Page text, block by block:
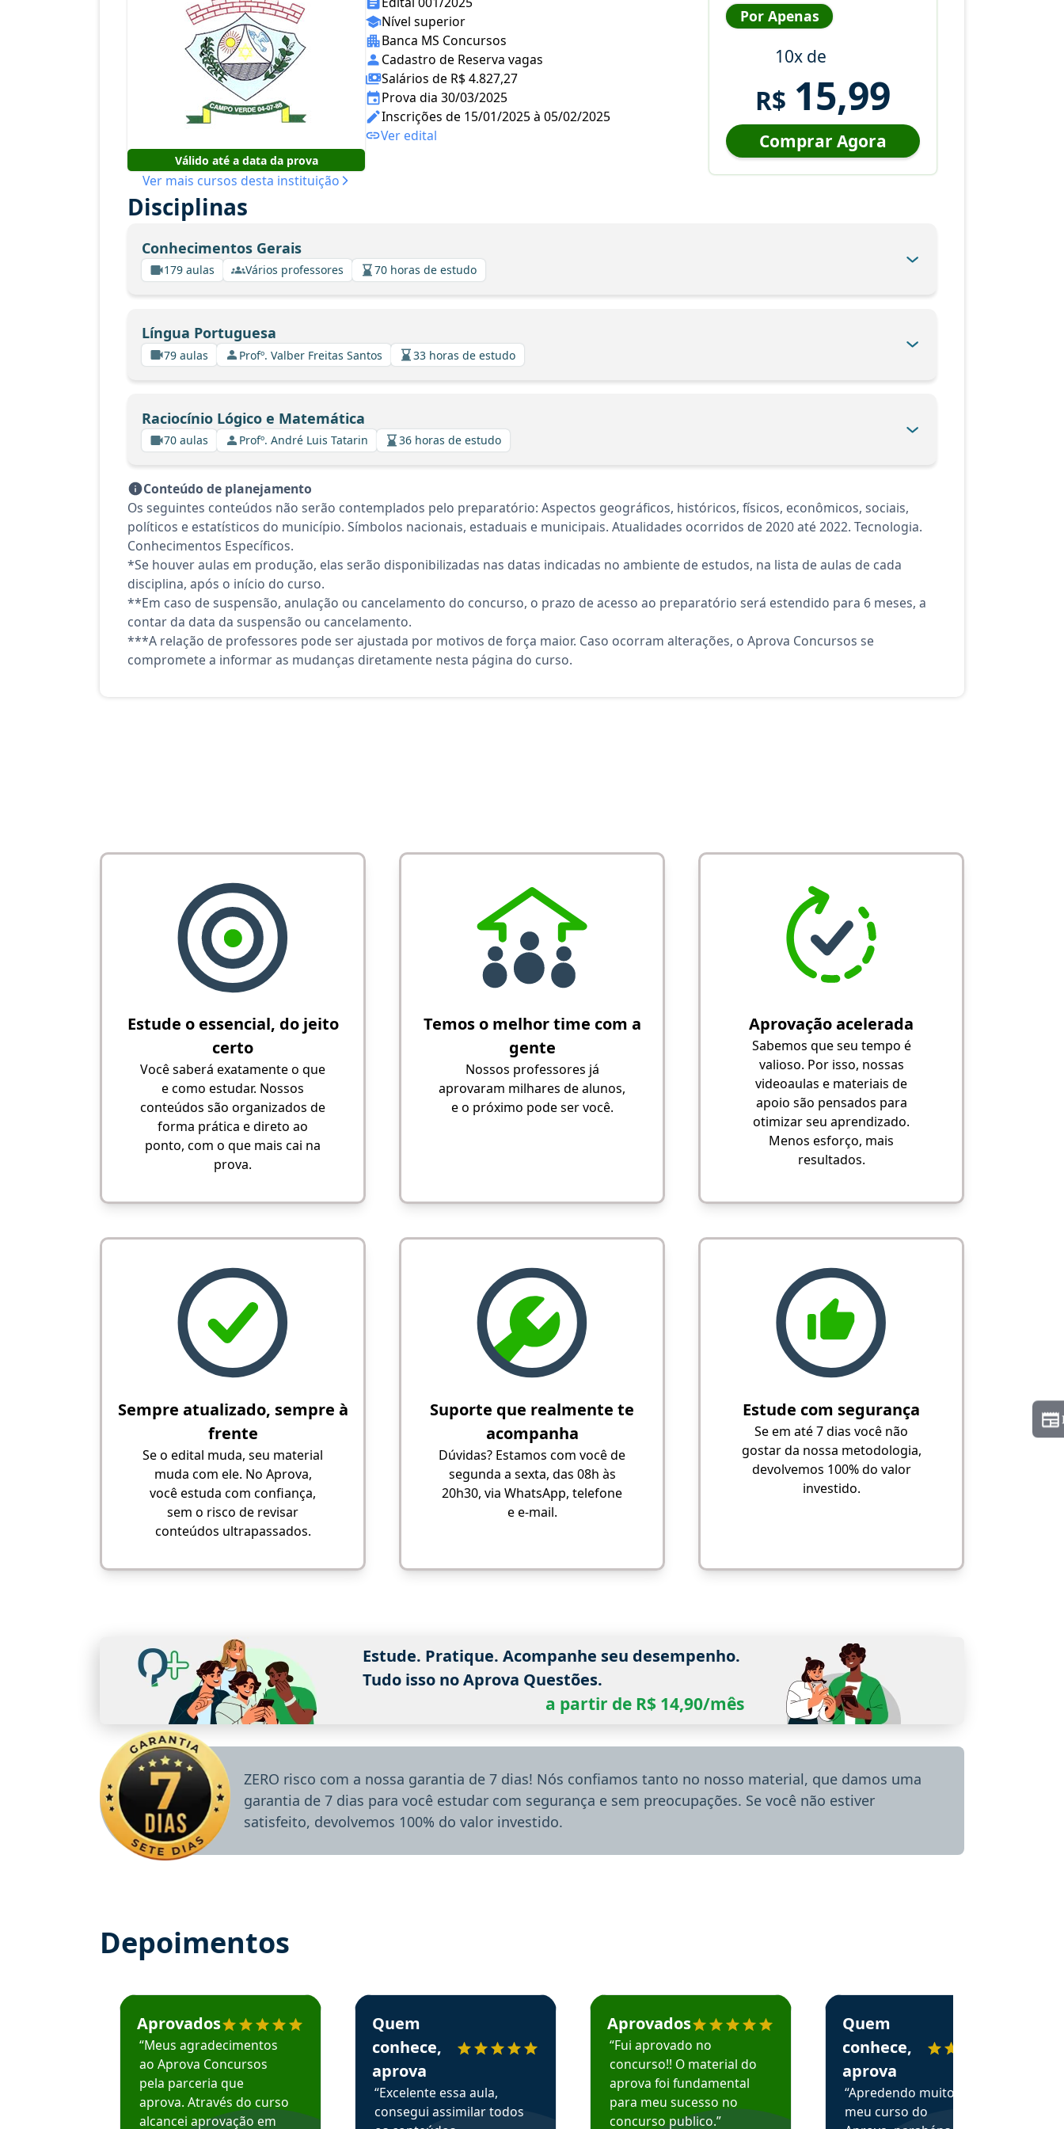
Válido até a data da prova
Ver mais cursos desta instituição
Nível superior
Banca MS Concursos
Cadastro de Reserva vagas
Salários de R$ 4.827,27
Prova dia 30/03/2025
Inscrições de 15/01/2025 à 05/02/2025
Ver edital
Por Apenas
10x de
R$ 15,99
Comprar Agora
Disciplinas
Conhecimentos Gerais
179 aulas Vários professores 70 horas de estudo
Língua Portuguesa
79 aulas Profº. Valber Freitas Santos 33 horas de estudo
Raciocínio Lógico e Matemática
70 aulas Profº. André Luis Tatarin 36 horas de estudo
Conteúdo de planejamento
Os seguintes conteúdos não serão contemplados pelo preparatório: Aspectos geográficos, históricos, físicos, econômicos, sociais,
políticos e estatísticos do município. Símbolos nacionais, estaduais e municipais. Atualidades ocorridos de 2020 até 2022. Tecnologia.
Conhecimentos Específicos.
*Se houver aulas em produção, elas serão disponibilizadas nas datas indicadas no ambiente de estudos, na lista de aulas de cada
disciplina, após o início do curso.
**Em caso de suspensão, anulação ou cancelamento do concurso, o prazo de acesso ao preparatório será estendido para 6 meses, a
contar da data da suspensão ou cancelamento.
***A relação de professores pode ser ajustada por motivos de força maior. Caso ocorram alterações, o Aprova Concursos se
compromete a informar as mudanças diretamente nesta página do curso.
Estude o essencial, do jeito
certo
Você saberá exatamente o que
e como estudar. Nossos
conteúdos são organizados de
forma prática e direto ao
ponto, com o que mais cai na
prova.
Temos o melhor time com a
gente
Nossos professores já
aprovaram milhares de alunos,
e o próximo pode ser você.
Aprovação acelerada
Sabemos que seu tempo é
valioso. Por isso, nossas
videoaulas e materiais de
apoio são pensados para
otimizar seu aprendizado.
Menos esforço, mais
resultados.
Sempre atualizado, sempre à
frente
Se o edital muda, seu material
muda com ele. No Aprova,
você estuda com confiança,
sem o risco de revisar
conteúdos ultrapassados.
Suporte que realmente te
acompanha
Dúvidas? Estamos com você de
segunda a sexta, das 08h às
20h30, via WhatsApp, telefone
e e-mail.
Estude com segurança
Se em até 7 dias você não
gostar da nossa metodologia,
devolvemos 100% do valor
investido.
Estude. Pratique. Acompanhe seu desempenho.
Tudo isso no Aprova Questões.
a partir de R$ 14,90/mês
ZERO risco com a nossa garantia de 7 dias! Nós confiamos tanto no nosso material, que damos uma
garantia de 7 dias para você estudar com segurança e sem preocupações. Se você não estiver
satisfeito, devolvemos 100% do valor investido.
Depoimentos
Estudante José recomenda o Aprova Concursos em depoimento
Aprovados
“Meus agradecimentos
ao Aprova Concursos
pela parceria que
aprova. Através do curso
alcancei aprovação em
Estudante Sergio recomenda o Aprova Concursos em depoimento
Quem
conhece,
aprova
“Excelente essa aula,
consegui assimilar todos
Estudante Mário recomenda o Aprova Concursos em depoimento
Aprovados
“Fui aprovado no
concurso!! O material do
aprova foi fundamental
para meu sucesso no
concurso publico.”
Estudante Alessandra recomenda o Aprova
Quem
conhece,
aprova
“Apredendo muito no
meu curso do